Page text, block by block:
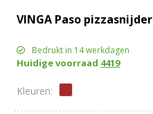
VINGA Paso pizzasnijder
Bedrukt in 14 werkdagen
Huidige voorraad 4419